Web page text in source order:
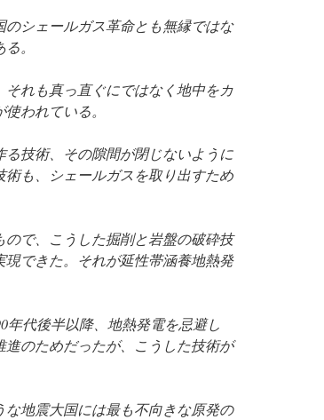
シェールガス革命とも無縁ではな
。
れも真っ直ぐにではなく地中をカ
われている。
技術、その隙間が閉じないように
も、シェールガスを取り出すため
で、こうした掘削と岩盤の破砕技
できた。それが延性帯涵養地熱発
年代後半以降、地熱発電を忌避し
のためだったが、こうした技術が
地震大国には最も不向きな原発の